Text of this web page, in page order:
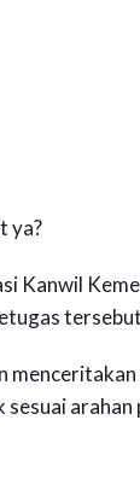
ya?
Kanwil
sesuai